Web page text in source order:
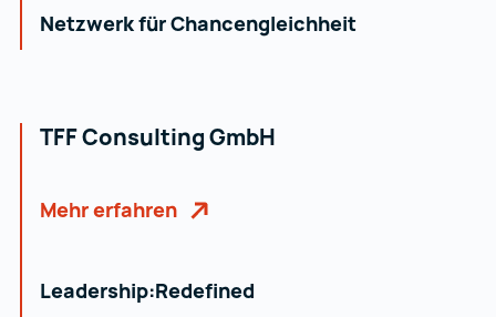
Netzwerk für Chancengleichheit
TFF Consulting GmbH
Mehr erfahren
Leadership:Redefined